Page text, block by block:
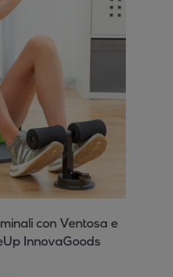
con Ventosa e
InnovaGoods